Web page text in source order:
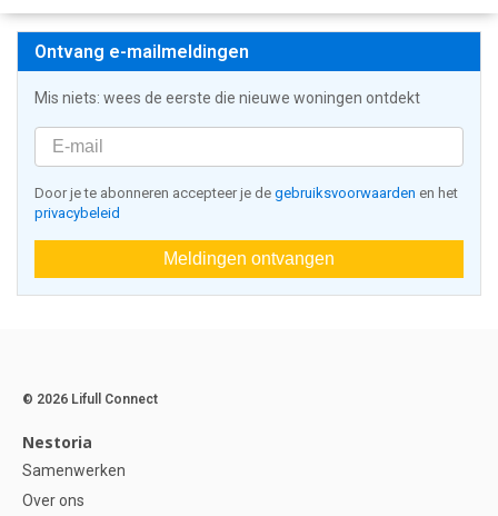
Ontvang e-mailmeldingen
Mis niets: wees de eerste die nieuwe woningen ontdekt
Door je te abonneren accepteer je de gebruiksvoorwaarden en het
privacybeleid
Meldingen ontvangen
© 2026 Lifull Connect
Nestoria
Samenwerken
Over ons